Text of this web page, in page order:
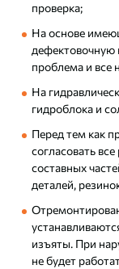
проверка;
На основе
дефектовочную
проблема и все
На
гидроблока и
Перед тем как
согласовать
составных
деталей,
изъяты. При
не будет